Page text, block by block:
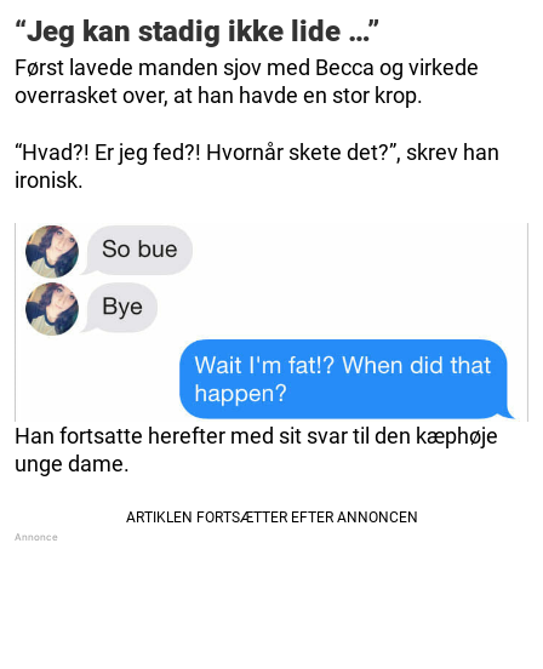
“Jeg kan stadig ikke lide …”
Først lavede manden sjov med Becca og virkede
overrasket over, at han havde en stor krop.
“Hvad?! Er jeg fed?! Hvornår skete det?”, skrev han
ironisk.
Han fortsatte herefter med sit svar til den kæphøje
unge dame.